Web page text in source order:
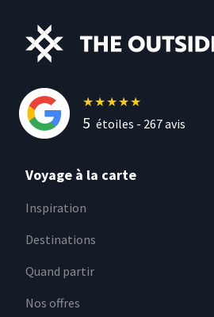
★★★★★
5 étoiles - 267avis
Voyage à la carte
Inspiration
Destinations
Quand partir
Nos offres